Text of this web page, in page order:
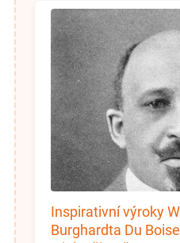
Inspirativní výroky
Burghardta Du